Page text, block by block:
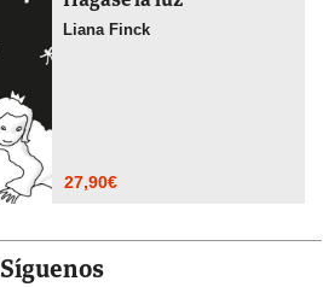
Liana Finck
27,90€
Síguenos